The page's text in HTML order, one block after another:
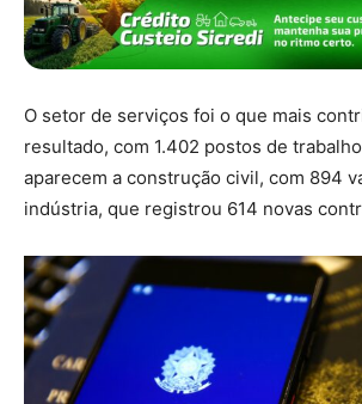
O setor de serviços foi o que mais
resultado, com 1.402 postos de
aparecem a construção civil, com 894
indústria, que registrou 614 novas